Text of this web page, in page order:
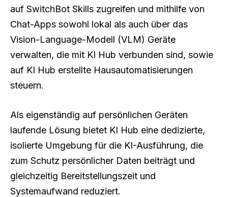
auf SwitchBot Skills zugreifen und mithilfe von
Chat-Apps sowohl lokal als auch über das
Vision-Language-Modell (VLM) Geräte
verwalten, die mit KI Hub verbunden sind, sowie
auf KI Hub erstellte Hausautomatisierungen
steuern.
Als eigenständig auf persönlichen Geräten
laufende Lösung bietet KI Hub eine dedizierte,
isolierte Umgebung für die KI-Ausführung, die
zum Schutz persönlicher Daten beiträgt und
gleichzeitig Bereitstellungszeit und
Systemaufwand reduziert.